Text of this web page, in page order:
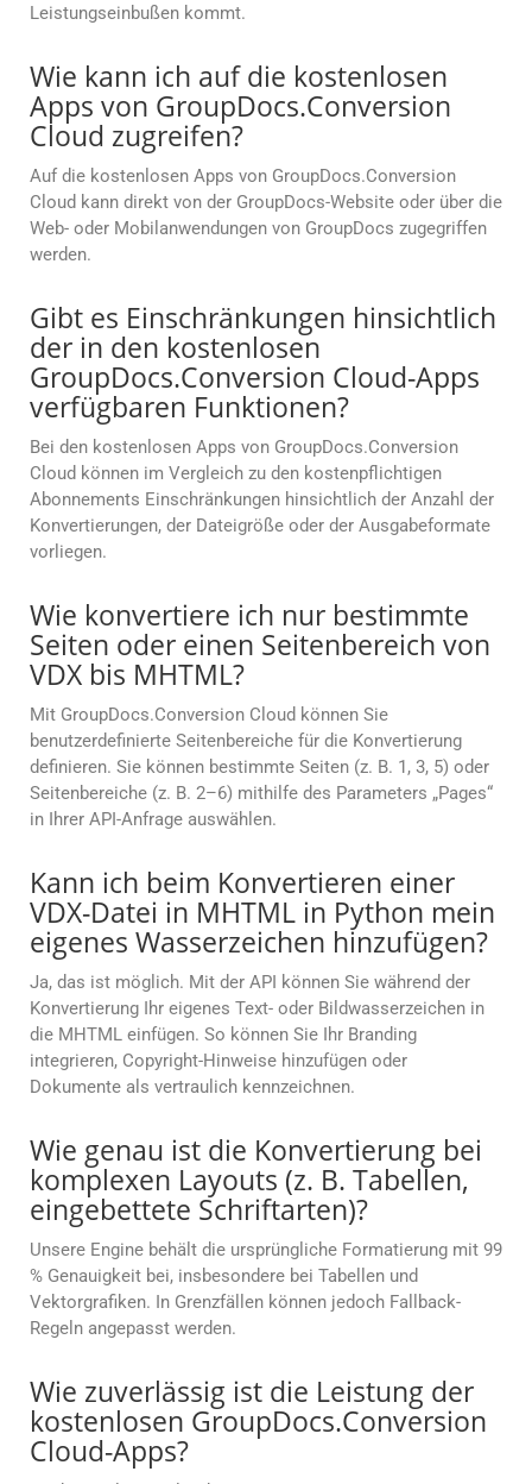
Leistungseinbußen kommt.
Wie kann ich auf die kostenlosen
Apps von GroupDocs.Conversion
Cloud zugreifen?
Auf die kostenlosen Apps von GroupDocs.Conversion
Cloud kann direkt von der GroupDocs-Website oder über die
Web- oder Mobilanwendungen von GroupDocs zugegriffen
werden.
Gibt es Einschränkungen hinsichtlich
der in den kostenlosen
GroupDocs.Conversion Cloud-Apps
verfügbaren Funktionen?
Bei den kostenlosen Apps von GroupDocs.Conversion
Cloud können im Vergleich zu den kostenpflichtigen
Abonnements Einschränkungen hinsichtlich der Anzahl der
Konvertierungen, der Dateigröße oder der Ausgabeformate
vorliegen.
Wie konvertiere ich nur bestimmte
Seiten oder einen Seitenbereich von
VDX bis MHTML?
Mit GroupDocs.Conversion Cloud können Sie
benutzerdefinierte Seitenbereiche für die Konvertierung
definieren. Sie können bestimmte Seiten (z. B. 1, 3, 5) oder
Seitenbereiche (z. B. 2–6) mithilfe des Parameters „Pages“
in Ihrer API-Anfrage auswählen.
Kann ich beim Konvertieren einer
VDX-Datei in MHTML in Python mein
eigenes Wasserzeichen hinzufügen?
Ja, das ist möglich. Mit der API können Sie während der
Konvertierung Ihr eigenes Text- oder Bildwasserzeichen in
die MHTML einfügen. So können Sie Ihr Branding
integrieren, Copyright-Hinweise hinzufügen oder
Dokumente als vertraulich kennzeichnen.
Wie genau ist die Konvertierung bei
komplexen Layouts (z. B. Tabellen,
eingebettete Schriftarten)?
Unsere Engine behält die ursprüngliche Formatierung mit 99
% Genauigkeit bei, insbesondere bei Tabellen und
Vektorgrafiken. In Grenzfällen können jedoch Fallback-
Regeln angepasst werden.
Wie zuverlässig ist die Leistung der
kostenlosen GroupDocs.Conversion
Cloud-Apps?